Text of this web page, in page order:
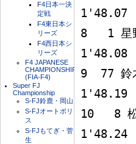
F4日本一決
定戦
F4東日本シ
リーズ
F4西日本シ
リーズ
F4 JAPANESE
CHAMPIONSHIP
(FIA-F4)
Super FJ
Championship
S-FJ鈴鹿・岡山
S-FJオートポリ
ス
S-FJもてぎ・菅
生
1'48.07
8   1 星
1'48.08
9  77
1'48.19
10   8
1'48.24